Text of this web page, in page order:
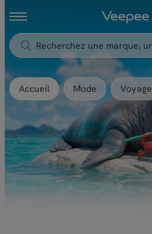
Accueil Mode Voyage